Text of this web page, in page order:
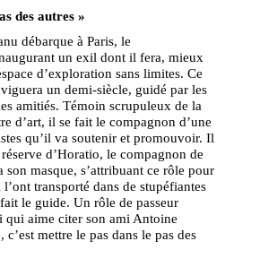
des autres »
débarque à Paris, le
un exil dont il fera, mieux
d’exploration sans limites. Ce
un demi-siècle, guidé par les
amitiés. Témoin scrupuleux de la
d’art, il se fait le compagnon d’une
qu’il va soutenir et promouvoir. Il
d’Horatio, le compagnon de
masque, s’attribuant ce rôle pour
transporté dans de stupéfiantes
le guide. Un rôle de passeur
qui aime citer son ami Antoine
mettre le pas dans le pas des